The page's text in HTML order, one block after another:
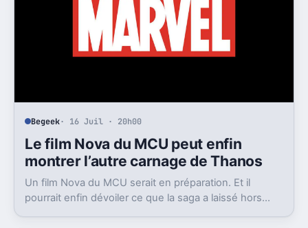
Begeek· 16 Juil · 20h00
Le film Nova du MCU peut enfin
montrer l’autre carnage de Thanos
Un film Nova du MCU serait en préparation. Et il
pourrait enfin dévoiler ce que la saga a laissé hors